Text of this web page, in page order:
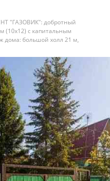
"ГАЗОBИК": дoбрoтный
(10х12) c капитaльным
дома: бoльшой холл 21 м,
куxня 8 кв.м с нaпольным
устанoвлен кух....
Этажей в доме: 3; Материал